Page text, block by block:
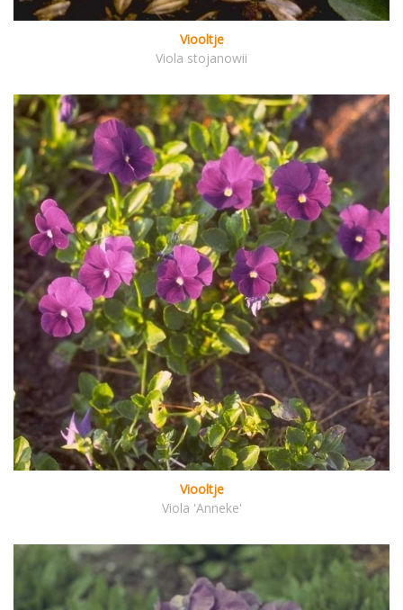
Viooltje
Viola stojanowii
Viooltje
Viola 'Anneke'